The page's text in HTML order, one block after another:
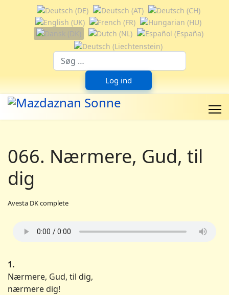
Vælg dit sprog
Log ind
066. Nærmere, Gud, til
dig
Avesta DK complete
1.
Nærmere, Gud, til dig,
nærmere dig!